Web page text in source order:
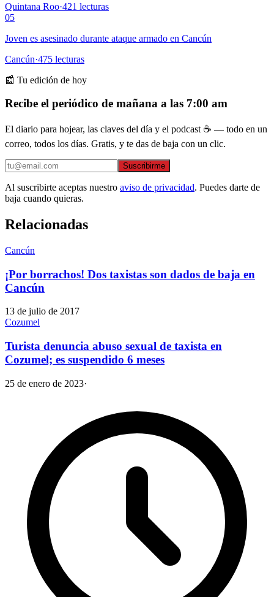
Quintana Roo·421 lecturas
05
Joven es asesinado durante ataque armado en Cancún
Cancún·475 lecturas
📰 Tu edición de hoy
Recibe el periódico de mañana a las 7:00 am
El diario para hojear, las claves del día y el podcast ☕ — todo en un
correo, todos los días. Gratis, y te das de baja con un clic.
Suscribirme
Al suscribirte aceptas nuestro aviso de privacidad. Puedes darte de
baja cuando quieras.
Relacionadas
Cancún
¡Por borrachos! Dos taxistas son dados de baja en
Cancún
13 de julio de 2017
Cozumel
Turista denuncia abuso sexual de taxista en
Cozumel; es suspendido 6 meses
25 de enero de 2023·